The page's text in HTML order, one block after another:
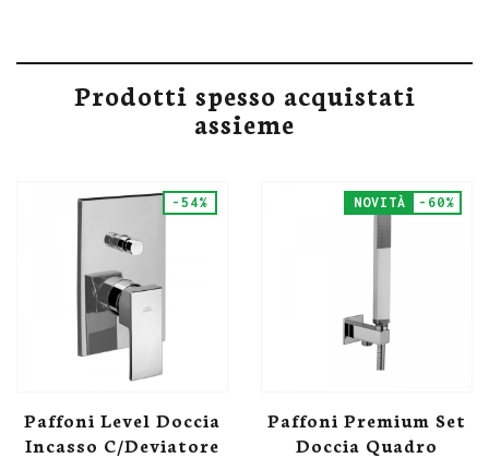
Prodotti spesso acquistati
assieme
-54%
Paffoni Level Doccia
Incasso C/deviatore
NOVITÀ -60%
Paffoni Premium Set
Doccia Quadro